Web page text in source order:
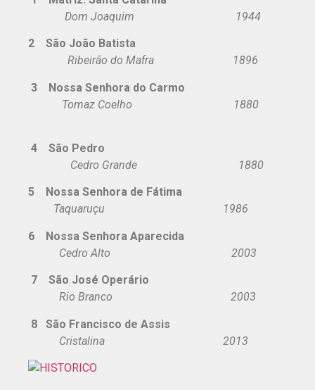
Dom Joaquim 1944
2 São João Batista
Ribeirão do Mafra 1896
3 Nossa Senhora do Carmo
Tomaz Coelho 1880
4 São Pedro
Cedro Grande 1880
5 Nossa Senhora de Fátima
Taquaruçu 1986
6 Nossa Senhora Aparecida
Cedro Alto 2003
7 São José Operário
Rio Branco 2003
8 São Francisco de Assis
Cristalina 2013